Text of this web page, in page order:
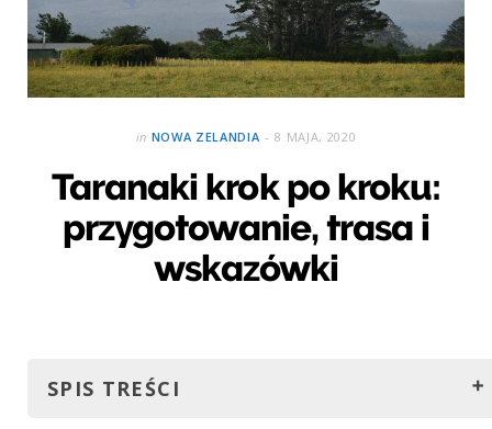
in NOWA ZELANDIA 8 MAJA, 2020
Taranaki krok po kroku:
przygotowanie, trasa i
wskazówki
SPIS TREŚCI